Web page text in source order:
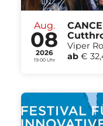
Aug.
08
2026
19:00 Uhr
Viper
ab €